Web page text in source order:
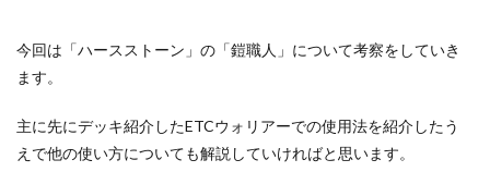
今回は「ハースストーン」の「鎧職人」について考察をしていき
ます。
主に先にデッキ紹介したETCウォリアーでの使用法を紹介したう
えで他の使い方についても解説していければと思います。